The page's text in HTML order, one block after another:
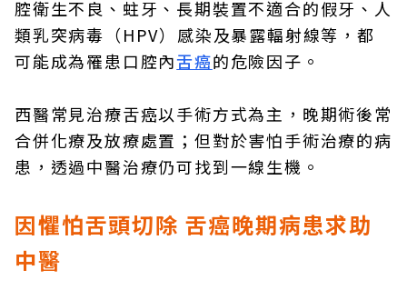
腔衛生不良、蛀牙、長期裝置不適合的假牙、人
類乳突病毒（HPV）感染及暴露輻射線等，都
可能成為罹患口腔內舌癌的危險因子。
西醫常見治療舌癌以手術方式為主，晚期術後常
合併化療及放療處置；但對於害怕手術治療的病
患，透過中醫治療仍可找到一線生機。
因懼怕舌頭切除 舌癌晚期病患求助
中醫